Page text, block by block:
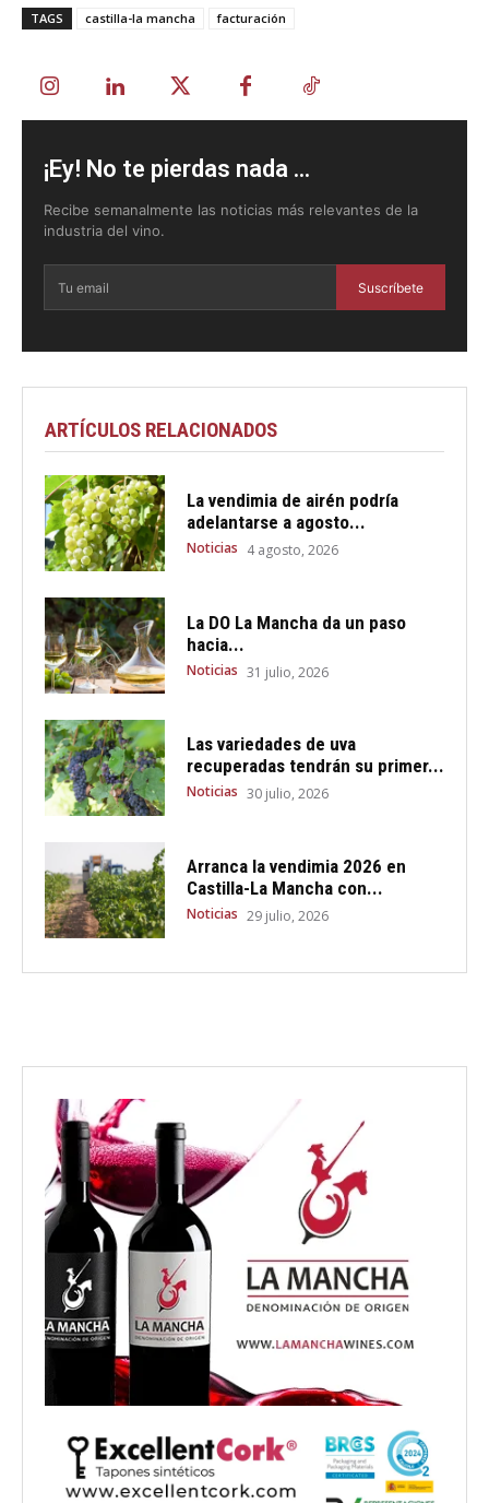
TAGS castilla-la mancha facturación
¡Ey! No te pierdas nada ...
Recibe semanalmente las noticias más relevantes de la
industria del vino.
Suscríbete
ARTÍCULOS RELACIONADOS
La vendimia de airén podría
adelantarse a agosto...
Noticias 4 agosto, 2026
La DO La Mancha da un paso
hacia...
Noticias 31 julio, 2026
Las variedades de uva
recuperadas tendrán su primer...
Noticias 30 julio, 2026
Arranca la vendimia 2026 en
Castilla-La Mancha con...
Noticias 29 julio, 2026